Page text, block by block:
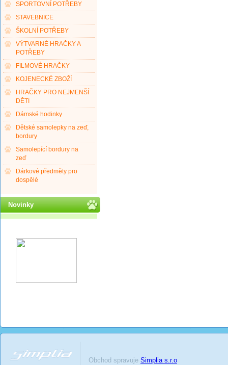
SPORTOVNÍ POTŘEBY
STAVEBNICE
ŠKOLNÍ POTŘEBY
VÝTVARNÉ HRAČKY A
POTŘEBY
FILMOVÉ HRAČKY
KOJENECKÉ ZBOŽÍ
HRAČKY PRO NEJMENŠÍ
DĚTI
Dámské hodinky
Dětské samolepky na zeď,
bordury
Samolepící bordury na
zeď
Dárkové předměty pro
dospělé
Novinky
Obchod spravuje Simplia s.r.o